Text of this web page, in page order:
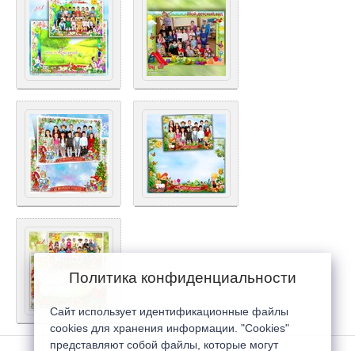
Политика конфиденциальности
Сайт использует идентификационные файлы
cookies для хранения информации. "Cookies"
представляют собой файлы, которые могут